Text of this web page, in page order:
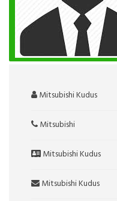
Mitsubishi Kudus
Mitsubishi
Mitsubishi Kudus
Mitsubishi Kudus